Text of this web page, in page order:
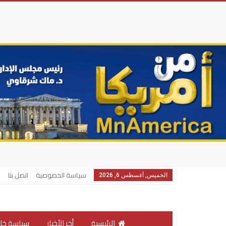
الخميس, أغسطس 6, 2026 سياسة الخصوصية اتصل بنا